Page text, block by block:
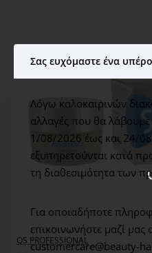
Σας ευχόμαστε ένα
Λόγω καλοκαιρινών
αλλαγές που θα
1/08/2026 έως και 24/
εξυπηρετούνται κατά
τη διαθεσιμότητα των
Για οποιαδήποτε
επικοινωνήστε μαζί
customercare@beauty-
Χρήση: Κατάλληλο για
Εφαρμόστε σε καθαρό
QS PROFESSIONAL